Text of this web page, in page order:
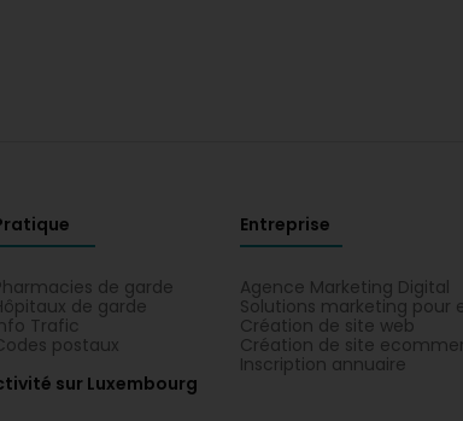
de garde
de garde
Trafic
postaux
Entreprise
Agence Marketing Digital
Solutions marketing pour
Création de site web
Création de site
Inscription annuaire
sur Luxembourg